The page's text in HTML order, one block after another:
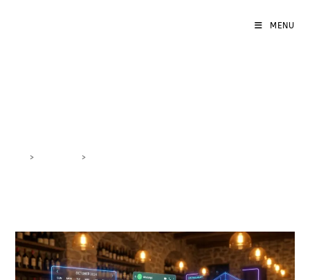
MENU
> >